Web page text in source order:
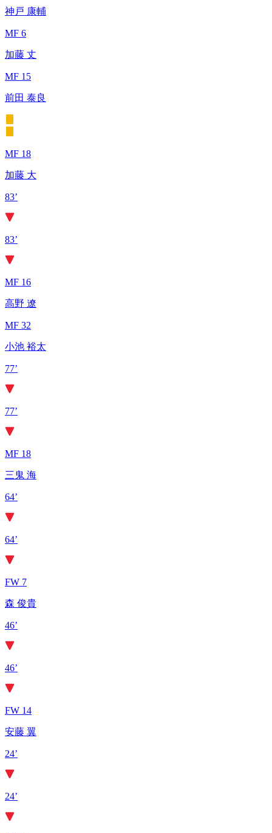
神戸 康輔
MF 6
加藤 丈
MF 15
前田 泰良
MF 18
加藤 大
83’
83’
MF 16
高野 遼
MF 32
小池 裕太
77’
77’
MF 18
三鬼 海
64’
64’
FW 7
森 俊貴
46’
46’
FW 14
安藤 翼
24’
24’